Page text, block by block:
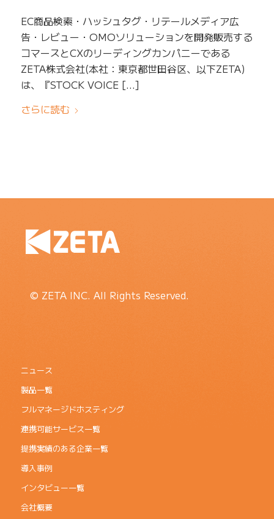
EC商品検索・ハッシュタグ・リテールメディア広
告・レビュー・OMOソリューションを開発販売する
コマースとCXのリーディングカンパニーである
ZETA株式会社(本社：東京都世田谷区、以下ZETA)
は、『STOCK VOICE […]
さらに読む
© ZETA INC. All Rights Reserved.
ニュース
製品一覧
フルマネージドホスティング
連携可能サービス一覧
提携実績のある企業一覧
導入事例
インタビュー一覧
会社概要